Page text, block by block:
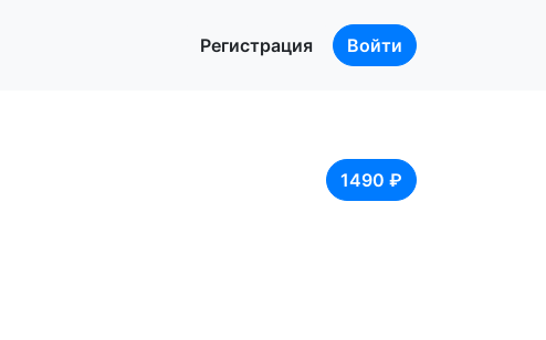
Регистрация Войти
1490 ₽